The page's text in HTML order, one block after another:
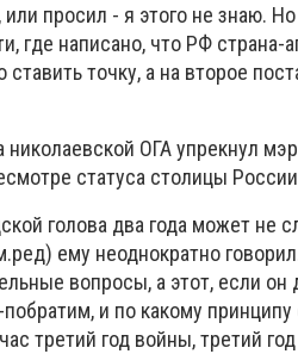
или просил - я этого не знаю.
где написано, что РФ
точку, а на второе
николаевской ОГА упрекнул
статуса столицы
голова два года может
ему неоднократно
вопросы, а этот, если
побратим, и по какому
третий год войны, третий